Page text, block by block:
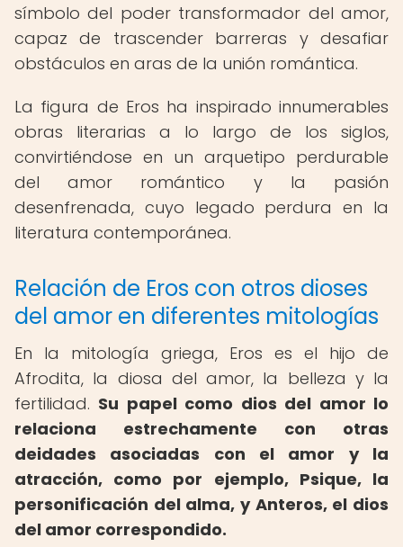
símbolo del poder transformador del amor,
capaz de trascender barreras y desafiar
obstáculos en aras de la unión romántica.
La figura de Eros ha inspirado innumerables
obras literarias a lo largo de los siglos,
convirtiéndose en un arquetipo perdurable
del amor romántico y la pasión
desenfrenada, cuyo legado perdura en la
literatura contemporánea.
Relación de Eros con otros dioses
del amor en diferentes mitologías
En la mitología griega, Eros es el hijo de
Afrodita, la diosa del amor, la belleza y la
fertilidad. Su papel como dios del amor lo
relaciona estrechamente con otras
deidades asociadas con el amor y la
atracción, como por ejemplo, Psique, la
personificación del alma, y Anteros, el dios
del amor correspondido.